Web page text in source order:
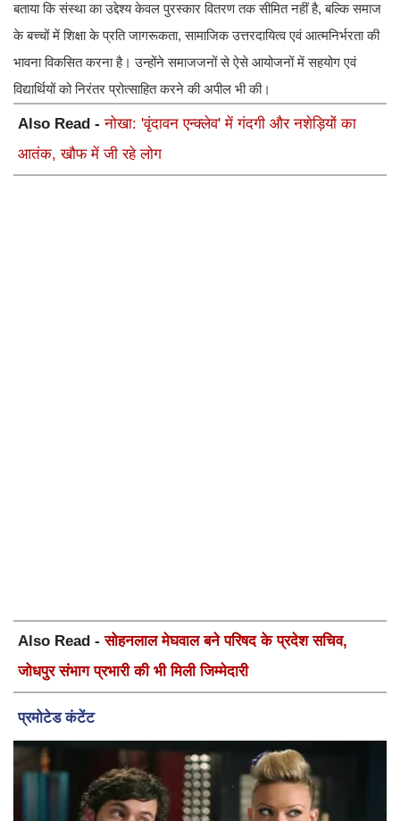
बताया कि संस्था का उद्देश्य केवल पुरस्कार वितरण तक सीमित नहीं है, बल्कि समाज
के बच्चों में शिक्षा के प्रति जागरूकता, सामाजिक उत्तरदायित्व एवं आत्मनिर्भरता की
भावना विकसित करना है। उन्होंने समाजजनों से ऐसे आयोजनों में सहयोग एवं
विद्यार्थियों को निरंतर प्रोत्साहित करने की अपील भी की।
Also Read -नोखा: 'वृंदावन एन्क्लेव' में गंदगी और नशेड़ियों का
आतंक, खौफ में जी रहे लोग
Also Read -सोहनलाल मेघवाल बने परिषद के प्रदेश सचिव,
जोधपुर संभाग प्रभारी की भी मिली जिम्मेदारी